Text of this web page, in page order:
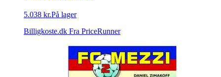
5.038 kr.På lager
Billigkoste.dk Fra PriceRunner